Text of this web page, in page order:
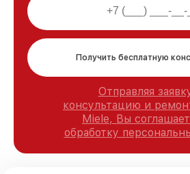
Получить бесплатную
Отправляя
консультацию и
Miele, Вы
обработку